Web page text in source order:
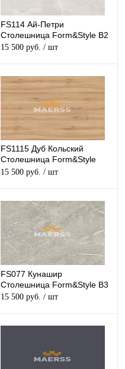
FS114 Ай-Петри
Столешница Form&Style B2
15 500 руб. / шт
FS1115 Дуб Кольский
Столешница Form&Style
W5
15 500 руб. / шт
FS077 Кунашир
Столешница Form&Style B3
15 500 руб. / шт